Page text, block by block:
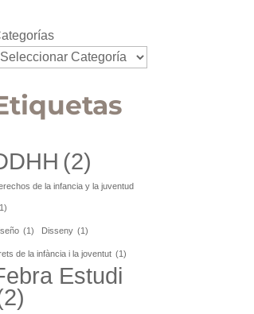
(2)
de la infancia y la juventud
(1) Disseny (1)
de la infància i la joventut (1)
Estudi